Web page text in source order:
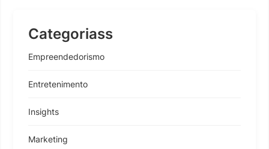
Categoriass
Empreendedorismo
Entretenimento
Insights
Marketing